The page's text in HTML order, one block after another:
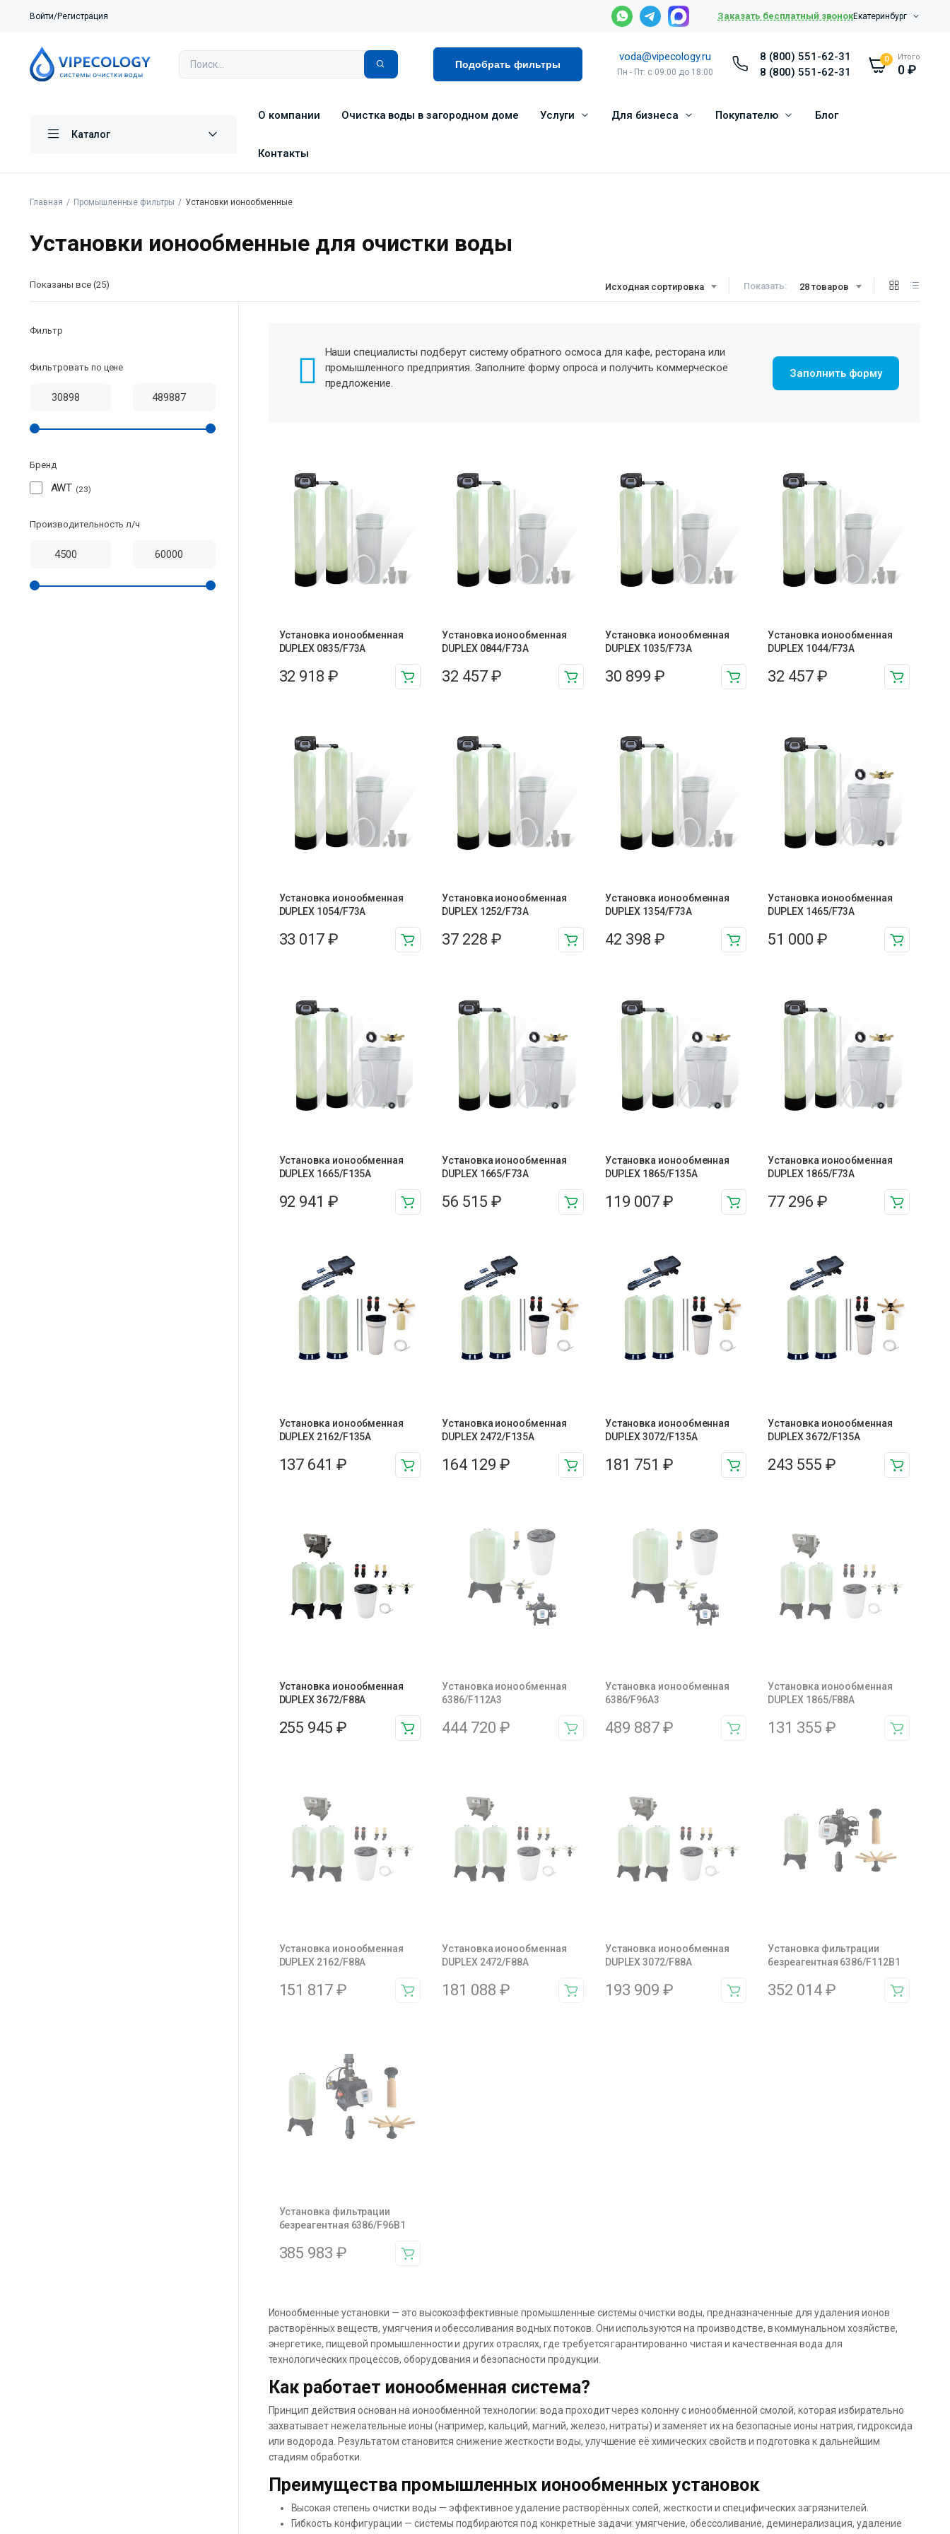
Войти/Регистрация Заказать бесплатный звонокЕкатеринбург
Подобрать фильтры
voda@vipecology.ru
Пн - Пт: с 09:00 до 18:00
8 (800) 551-62-31
8 (800) 551-62-31
0 Итого
0₽
Каталог
О компании Очистка воды в загородном доме Услуги Для бизнеса Покупателю Блог
Контакты
Главная Промышленные фильтры Установки ионообменные
Установки ионообменные для очистки воды
Исходная сортировка Показать: 28 товаров
Показаны все (25)
Наши специалисты подберут систему обратного осмоса для кафе, ресторана или
промышленного предприятия. Заполните форму опроса и получить коммерческое
предложение.
Заполнить форму
Установка ионообменная
DUPLEX 0835/F73A
32 918₽
Установка ионообменная
DUPLEX 0844/F73A
32 457 ₽
Установка ионообменная
DUPLEX 1035/F73A
30 899 ₽
Установка ионообменная
DUPLEX 1044/F73A
32 457₽
Установка ионообменная
DUPLEX 1054/F73A
33 017₽
Установка ионообменная
DUPLEX 1252/F73A
37 228 ₽
Установка ионообменная
DUPLEX 1354/F73A
42 398 ₽
Установка ионообменная
DUPLEX 1465/F73A
51 000₽
Установка ионообменная
DUPLEX 1665/F135A
92 941₽
Установка ионообменная
DUPLEX 1665/F73A
56 515 ₽
Установка ионообменная
DUPLEX 1865/F135A
119 007 ₽
Установка ионообменная
DUPLEX 1865/F73A
77 296₽
Установка ионообменная
DUPLEX 2162/F135A
137 641₽
Установка ионообменная
DUPLEX 2472/F135A
164 129 ₽
Установка ионообменная
DUPLEX 3072/F135A
181 751 ₽
Установка ионообменная
DUPLEX 3672/F135A
243 555₽
Установка ионообменная
DUPLEX 3672/F88A
255 945₽
Установка ионообменная
6386/F112A3
444 720 ₽
Установка ионообменная
6386/F96A3
489 887 ₽
Установка ионообменная
DUPLEX 1865/F88A
131 355₽
Установка ионообменная
DUPLEX 2162/F88A
151 817₽
Установка ионообменная
DUPLEX 2472/F88A
181 088 ₽
Установка ионообменная
DUPLEX 3072/F88A
193 909 ₽
Установка фильтрации
безреагентная 6386/F112B1
352 014₽
Установка фильтрации
безреагентная 6386/F96B1
385 983₽
Ионообменные установки — это высокоэффективные промышленные системы очистки воды, предназначенные для удаления ионов
растворённых веществ, умягчения и обессоливания водных потоков. Они используются на производстве, в коммунальном хозяйстве,
энергетике, пищевой промышленности и других отраслях, где требуется гарантированно чистая и качественная вода для
технологических процессов, оборудования и безопасности продукции.
Как работает ионообменная система?
Принцип действия основан на ионообменной технологии: вода проходит через колонну с ионообменной смолой, которая избирательно
захватывает нежелательные ионы (например, кальций, магний, железо, нитраты) и заменяет их на безопасные ионы натрия, гидроксида
или водорода. Результатом становится снижение жесткости воды, улучшение её химических свойств и подготовка к дальнейшим
стадиям обработки.
Преимущества промышленных ионообменных установок
Высокая степень очистки воды — эффективное удаление растворённых солей, жесткости и специфических загрязнителей.
Гибкость конфигурации — системы подбираются под конкретные задачи: умягчение, обессоливание, деминерализация, удаление
Фильтр
Фильтровать по цене
Бренд
AWT 23
Производительность л/ч